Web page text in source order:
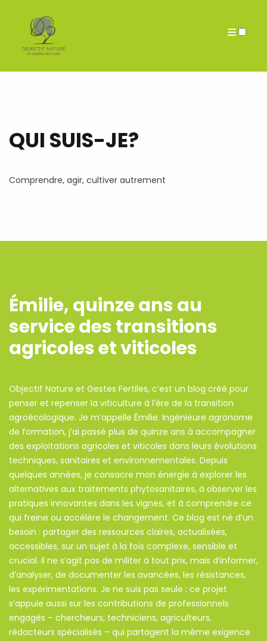
CGU
QUI SUIS-JE?
Comprendre, agir, cultiver autrement
Émilie, quinze ans au
service des transitions
agricoles et viticoles
Objectif Nature et Gestes Fertiles, c’est un blog créé pour
penser et repenser la viticulture à l’ère de la transition
agroécologique. Je m’appelle Émilie. Ingénieure agronome
de formation, j’ai passé plus de quinze ans à accompagner
des exploitations agricoles et viticoles dans leurs évolutions
techniques, sanitaires et environnementales. Depuis
quelques années, je consacre mon énergie à explorer les
alternatives aux traitements phytosanitaires, à observer les
pratiques innovantes dans les vignes, et à comprendre ce
qui freine ou accélère le changement. Ce blog est né d’un
besoin : partager des ressources claires, actualisées,
accessibles, sur un sujet à la fois complexe, sensible et
crucial. Il ne s’agit pas de militer à tout prix, mais d’informer,
d’analyser, de documenter les avancées, les résistances,
les expérimentations. Je ne suis pas seule : ce projet
s’appuie aussi sur les contributions de professionnels
engagés – chercheurs, techniciens, agriculteurs,
rédacteurs spécialisés – qui partagent la même exigence